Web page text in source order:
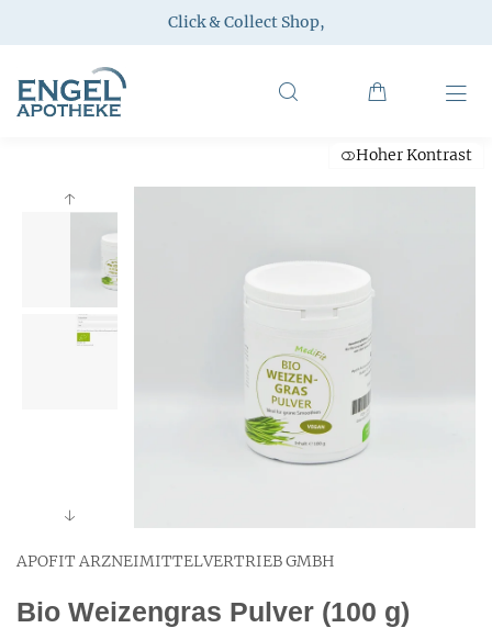
Click & Collect Shop,
Hoher Kontrast
APOFIT ARZNEIMITTELVERTRIEB GMBH
Bio Weizengras Pulver (100 g)